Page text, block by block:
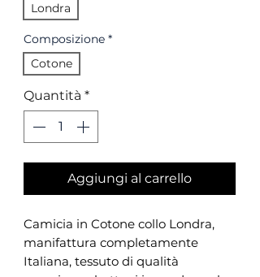
Londra
Composizione *
Cotone
Quantità *
Aggiungi al carrello
Camicia in Cotone collo Londra,
manifattura completamente
Italiana, tessuto di qualità